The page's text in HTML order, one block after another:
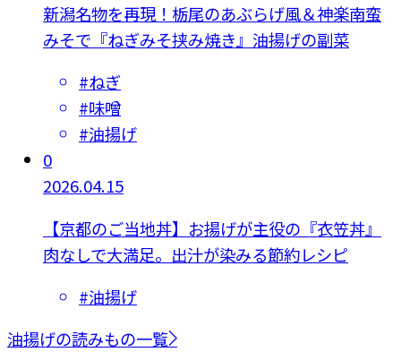
新潟名物を再現！栃尾のあぶらげ風＆神楽南蛮
みそで『ねぎみそ挟み焼き』油揚げの副菜
#ねぎ
#味噌
#油揚げ
0
2026.04.15
【京都のご当地丼】お揚げが主役の『衣笠丼』
肉なしで大満足。出汁が染みる節約レシピ
#油揚げ
油揚げの読みもの一覧